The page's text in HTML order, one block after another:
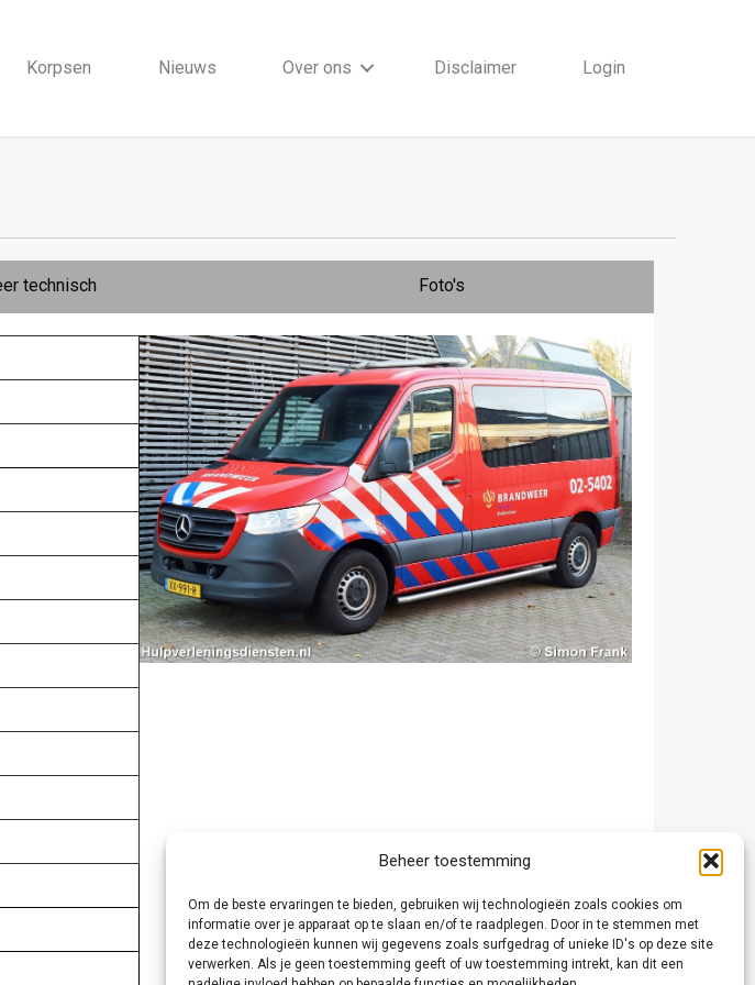
Beheer toestemming
Om de beste ervaringen te bieden, gebruiken wij technologieën zoals cookies om
informatie over je apparaat op te slaan en/of te raadplegen. Door in te stemmen met
deze technologieën kunnen wij gegevens zoals surfgedrag of unieke ID's op deze site
verwerken. Als je geen toestemming geeft of uw toestemming intrekt, kan dit een
Korpsen Nieuws Over ons Disclaimer Login
technisch Foto's